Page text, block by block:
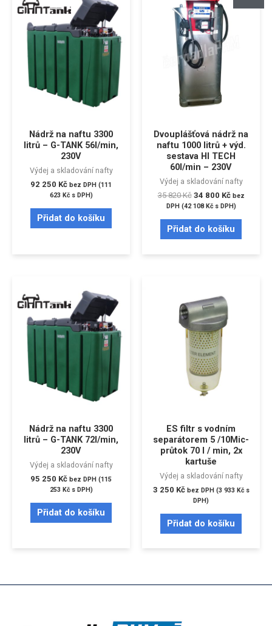
Nádrž na naftu 3300
litrů – G-TANK 56l/min,
230V
Výdej a skladování nafty
92 250 Kč bez DPH (111
623 Kčs DPH)
Přidat do košíku
Dvouplášťová nádrž na
naftu 1000 litrů + výd.
sestava HI TECH
60l/min – 230V
Výdej a skladování nafty
35 820Kč 34 800 Kč bez
DPH (42 108 Kčs DPH)
Přidat do košíku
Nádrž na naftu 3300
litrů – G-TANK 72l/min,
230V
Výdej a skladování nafty
95 250 Kč bez DPH (115
253 Kčs DPH)
Přidat do košíku
ES filtr s vodním
separátorem 5 /10Mic-
průtok 70 l / min, 2x
kartuše
Výdej a skladování nafty
3 250 Kč bez DPH (3 933 Kčs
DPH)
Přidat do košíku